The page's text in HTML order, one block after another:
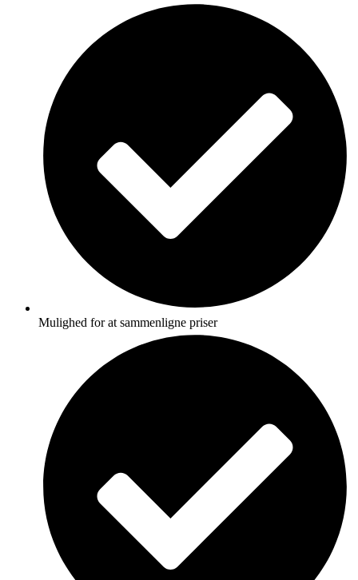
Mulighed for at sammenligne priser